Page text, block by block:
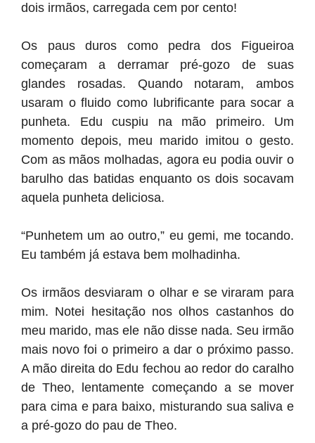
dois irmãos, carregada cem por cento!
Os paus duros como pedra dos Figueiroa
começaram a derramar pré-gozo de suas
glandes rosadas. Quando notaram, ambos
usaram o fluido como lubrificante para socar a
punheta. Edu cuspiu na mão primeiro. Um
momento depois, meu marido imitou o gesto.
Com as mãos molhadas, agora eu podia ouvir o
barulho das batidas enquanto os dois socavam
aquela punheta deliciosa.
“Punhetem um ao outro,” eu gemi, me tocando.
Eu também já estava bem molhadinha.
Os irmãos desviaram o olhar e se viraram para
mim. Notei hesitação nos olhos castanhos do
meu marido, mas ele não disse nada. Seu irmão
mais novo foi o primeiro a dar o próximo passo.
A mão direita do Edu fechou ao redor do caralho
de Theo, lentamente começando a se mover
para cima e para baixo, misturando sua saliva e
a pré-gozo do pau de Theo.